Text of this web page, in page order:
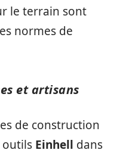
le terrain sont
normes de
et artisans
de construction
outils Einhell dans